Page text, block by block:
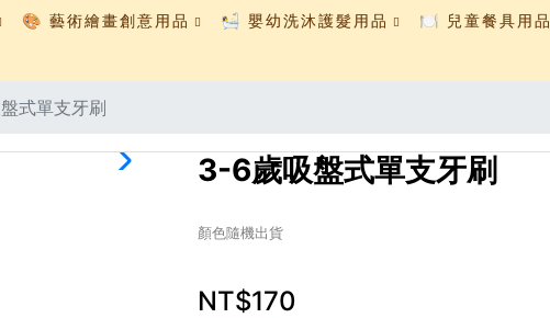
🎨 藝術繪畫創意用品 🛀 嬰幼洗沐護髮用品 🍽️ 兒童餐具用品
式單支牙刷
3-6歲吸盤式單支牙刷
顏色隨機出貨
NT$170